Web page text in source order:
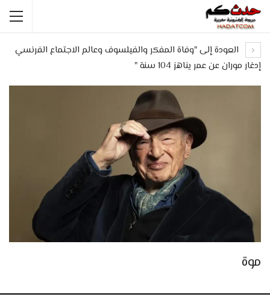
العودة إلى "وفاة المفكر والفيلسوف وعالم الاجتماع الفرنسي
إدغار موران عن عمر يناهز 104 سنة "
موة